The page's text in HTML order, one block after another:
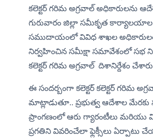
కలెక్టర్ గరిమ అగ్రవాల్ అధికారులను
గురువారం జిల్లా సమీకృత కార్యాలయాల
సముదాయంలో వివిధ శాఖల
నిర్వహించిన సమీక్షా సమావేశంలో సభ
కలెక్టర్ గరిమ అగ్రవాల్  దిశానిర్దేశం
ఈ సందర్బంగా కలెక్టర్ కలెక్టర్ గరిమ
మాట్లాడుతూ.. ప్రభుత్వ ఆదేశాల మేరకు
ప్రాంగణంలో ఆరు గ్యారంటీలు మరియు
ప్రగతిని వివరించేలా ఫ్లెక్సీలు ఏర్పాటు